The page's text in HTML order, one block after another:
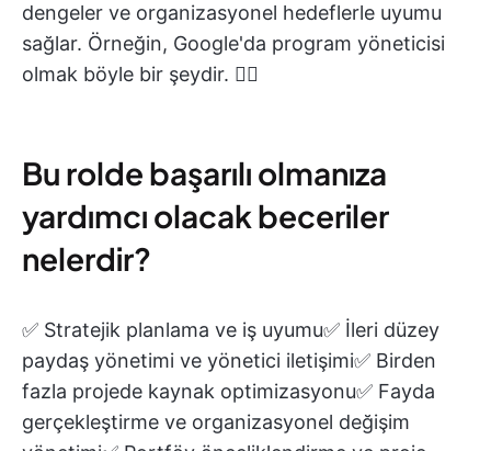
dengeler ve organizasyonel hedeflerle uyumu
sağlar. Örneğin, Google'da program yöneticisi
olmak böyle bir şeydir. 👇🏼
Bu rolde başarılı olmanıza
yardımcı olacak beceriler
nelerdir?
✅ Stratejik planlama ve iş uyumu✅ İleri düzey
paydaş yönetimi ve yönetici iletişimi✅ Birden
fazla projede kaynak optimizasyonu✅ Fayda
gerçekleştirme ve organizasyonel değişim